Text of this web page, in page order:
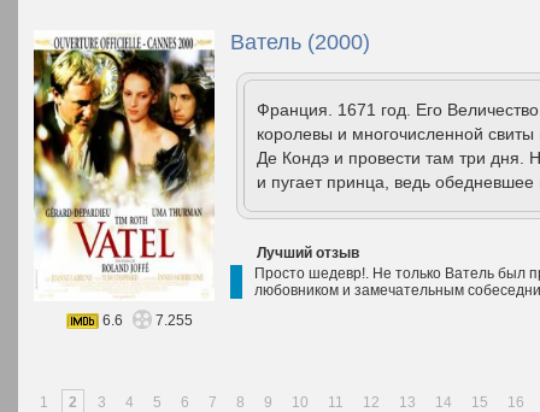
Ватель (2000)
Франция. 1671 год. Его
королевы и многочисленной
Де Кондэ и провести там три дня.
и пугает принца, ведь
Лучший отзыв
Просто шедевр!. Не только Ватель был
любовником и замечательным
6.6
7.255
1 2 3 4 5 6 7 8 9 10 11 12 13 14 15 16